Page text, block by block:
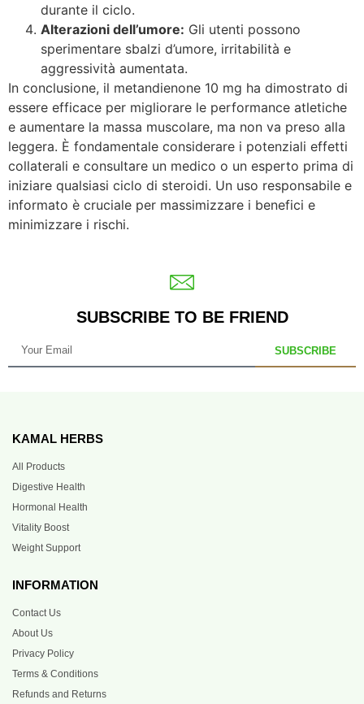
durante il ciclo.
Alterazioni dell’umore: Gli utenti possono
sperimentare sbalzi d’umore, irritabilità e
aggressività aumentata.
In conclusione, il metandienone 10 mg ha dimostrato di
essere efficace per migliorare le performance atletiche
e aumentare la massa muscolare, ma non va preso alla
leggera. È fondamentale considerare i potenziali effetti
collaterali e consultare un medico o un esperto prima di
iniziare qualsiasi ciclo di steroidi. Un uso responsabile e
informato è cruciale per massimizzare i benefici e
minimizzare i rischi.
SUBSCRIBE TO BE FRIEND
SUBSCRIBE
KAMAL HERBS
All Products
Digestive Health
Hormonal Health
Vitality Boost
Weight Support
INFORMATION
Contact Us
About Us
Privacy Policy
Terms & Conditions
Refunds and Returns